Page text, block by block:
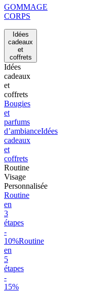
GOMMAGE
CORPS
Idées
cadeaux
et
coffrets
Idées
cadeaux
et
coffrets
Bougies
et
parfums
d’ambianceIdées
cadeaux
et
coffrets
Routine
Visage
Personnalisée
Routine
en
3
étapes
-
10%Routine
en
5
étapes
-
15%